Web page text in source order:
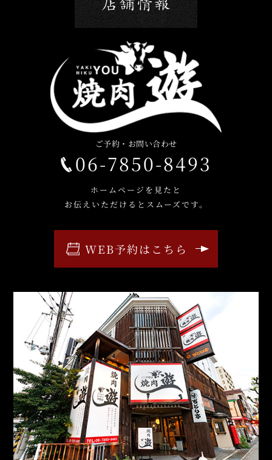
ご予約・お問い合わせ
06-7850-8493
ホームページを見たと
お伝えいただけるとスムーズです。
WEB予約はこちら